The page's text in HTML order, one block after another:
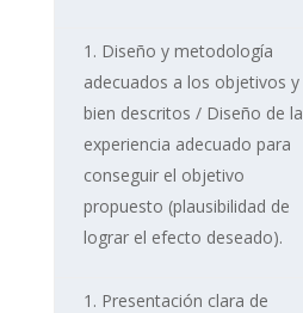
Diseño y metodología
adecuados a los objetivos y
bien descritos / Diseño de la
experiencia adecuado para
conseguir el objetivo
propuesto (plausibilidad de
lograr el efecto deseado).
Presentación clara de